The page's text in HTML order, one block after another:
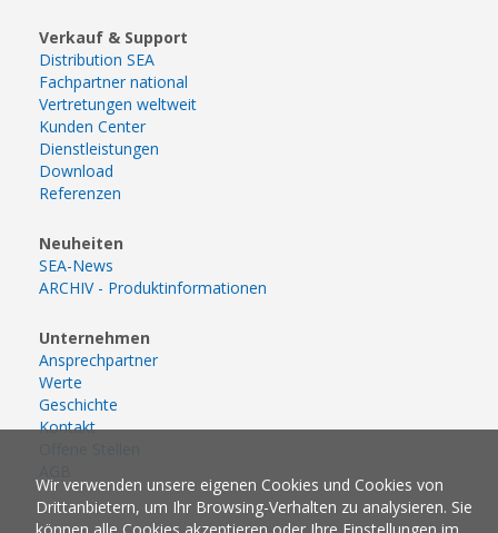
Verkauf & Support
Distribution SEA
Fachpartner national
Vertretungen weltweit
Kunden Center
Dienstleistungen
Download
Referenzen
Neuheiten
SEA-News
ARCHIV - Produktinformationen
Unternehmen
Ansprechpartner
Werte
Geschichte
Kontakt
Wir verwenden unsere eigenen Cookies und Cookies von
Drittanbietern, um Ihr Browsing-Verhalten zu analysieren. Sie